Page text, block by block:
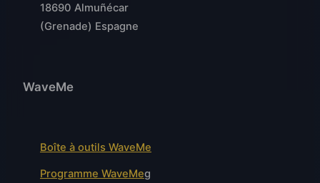
18690 Almuñécar
(Grenade) Espagne
WaveMe
Boîte à outils WaveMe
Programme WaveMeg